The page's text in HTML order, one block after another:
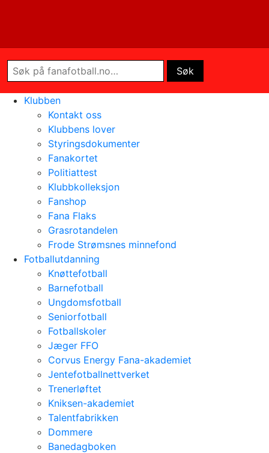
Klubben
Kontakt oss
Klubbens lover
Styringsdokumenter
Fanakortet
Politiattest
Klubbkolleksjon
Fanshop
Fana Flaks
Grasrotandelen
Frode Strømsnes minnefond
Fotballutdanning
Knøttefotball
Barnefotball
Ungdomsfotball
Seniorfotball
Fotballskoler
Jæger FFO
Corvus Energy Fana-akademiet
Jentefotballnettverket
Trenerløftet
Kniksen-akademiet
Talentfabrikken
Dommere
Banedagboken